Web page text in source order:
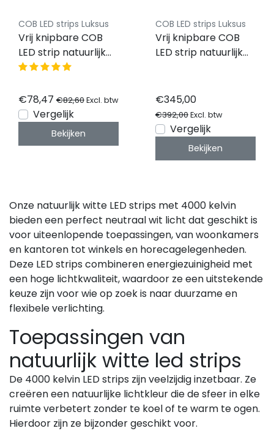
COB LED strips Luksus
Vrij knipbare COB
LED strip natuurlijk
wit 12W 1200LM
IP20 4000K – 10
meter
€78,47 €82,60Excl. btw
Vergelijk
Bekijken
COB LED strips Luksus
Vrij knipbare COB
LED strip natuurlijk
IP20 4000K – 50
meter
€345,00
€392,00Excl. btw
Vergelijk
Bekijken
Onze natuurlijk witte LED strips met 4000 kelvin
bieden een perfect neutraal wit licht dat geschikt is
voor uiteenlopende toepassingen, van woonkamers
en kantoren tot winkels en horecagelegenheden.
Deze LED strips combineren energiezuinigheid met
een hoge lichtkwaliteit, waardoor ze een uitstekende
keuze zijn voor wie op zoek is naar duurzame en
flexibele verlichting.
Toepassingen van
natuurlijk witte led strips
De 4000 kelvin LED strips zijn veelzijdig inzetbaar. Ze
creëren een natuurlijke lichtkleur die de sfeer in elke
ruimte verbetert zonder te koel of te warm te ogen.
Hierdoor zijn ze bijzonder geschikt voor.